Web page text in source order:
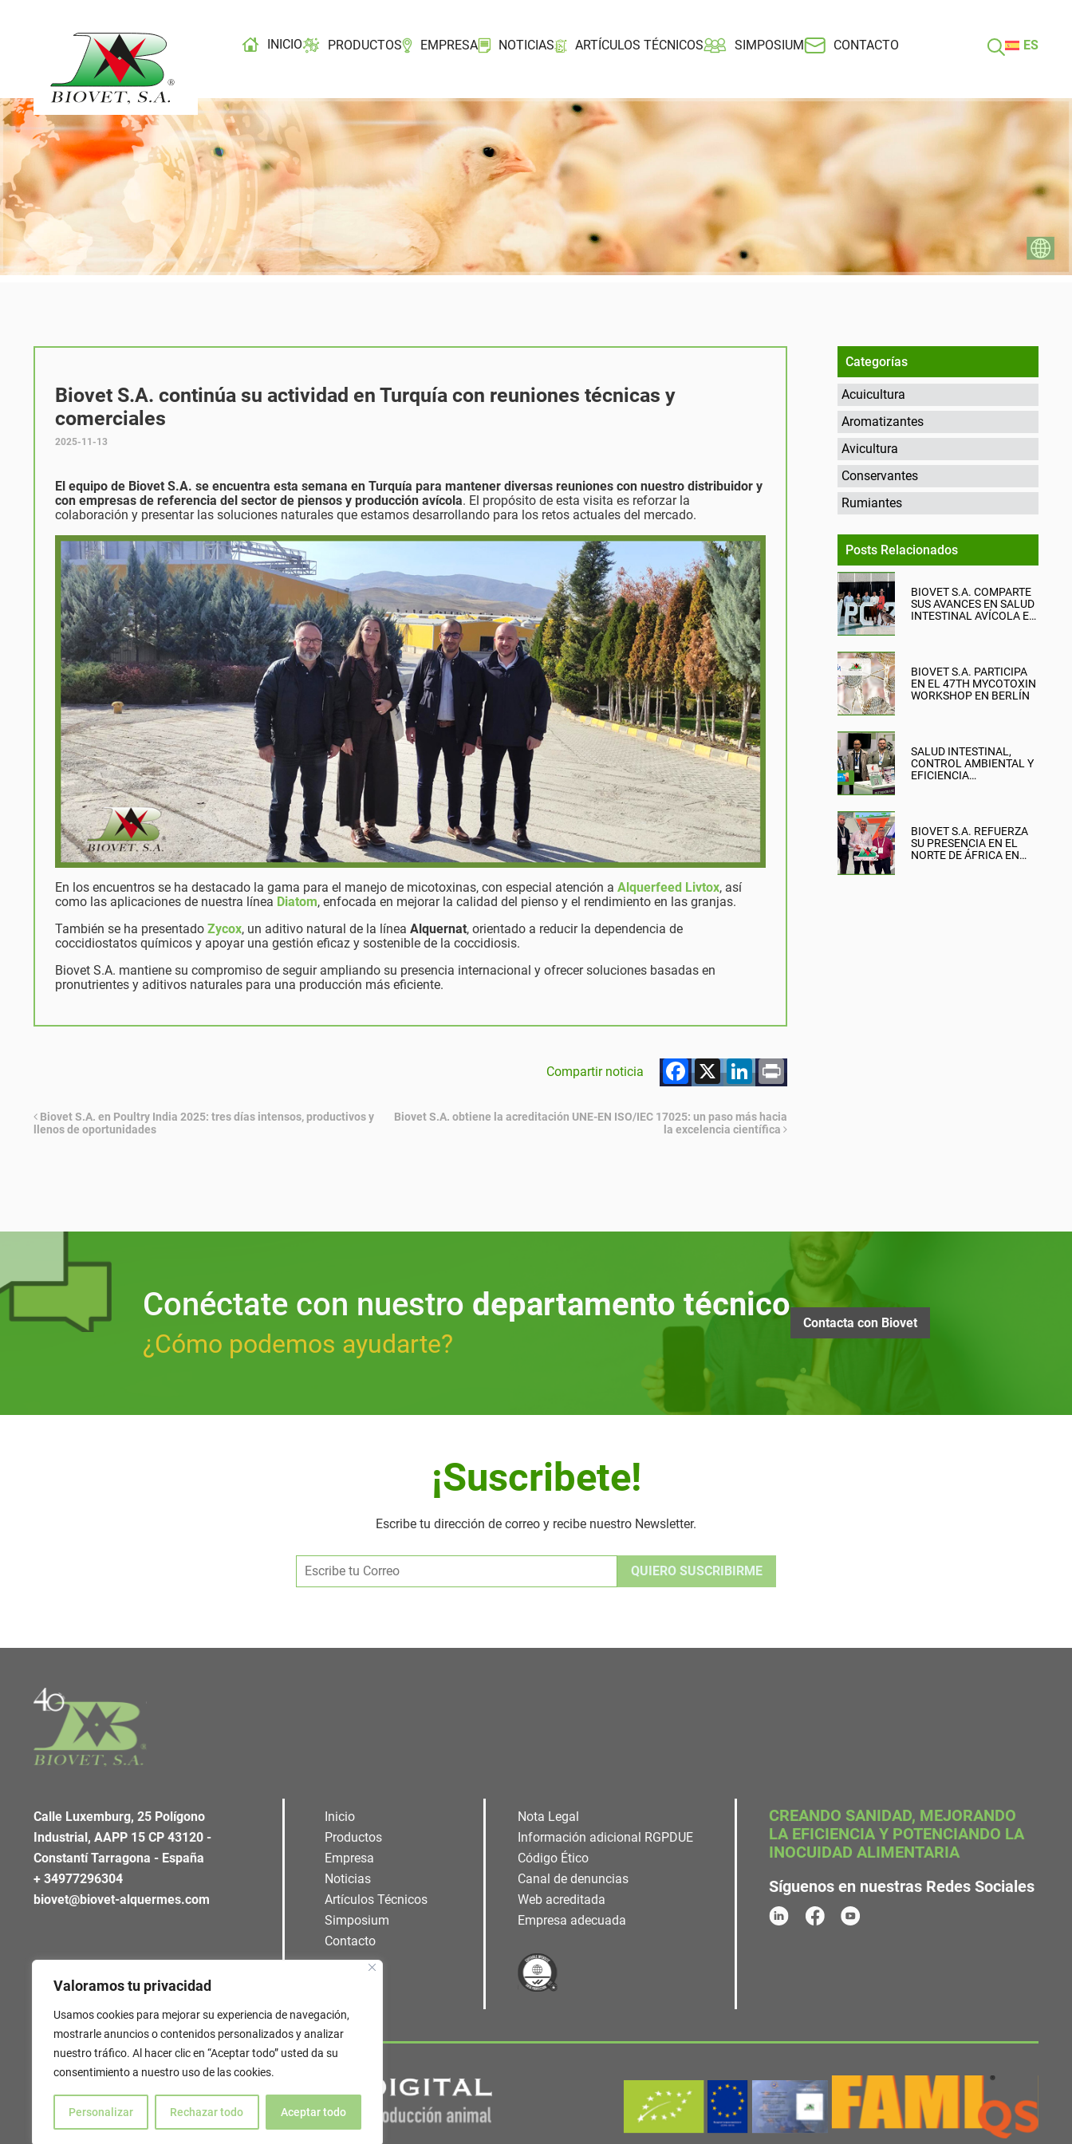
Valoramos tu privacidad
Usamos cookies para mejorar su experiencia de navegación,
mostrarle anuncios o contenidos personalizados y analizar
nuestro tráfico. Al hacer clic en “Aceptar todo” usted da su
consentimiento a nuestro uso de las cookies.
Personalizar Rechazar todo Aceptar todo
INICIO PRODUCTOS EMPRESA NOTICIAS ARTÍCULOS TÉCNICOS SIMPOSIUM CONTACTO ES
Biovet S.A. continúa su actividad en Turquía con reuniones técnicas y
comerciales
2025-11-13
El equipo de Biovet S.A. se encuentra esta semana en Turquía para mantener diversas reuniones con nuestro distribuidor y
con empresas de referencia del sector de piensos y producción avícola. El propósito de esta visita es reforzar la
colaboración y presentar las soluciones naturales que estamos desarrollando para los retos actuales del mercado.
En los encuentros se ha destacado la gama para el manejo de micotoxinas, con especial atención a Alquerfeed Livtox, así
como las aplicaciones de nuestra línea Diatom, enfocada en mejorar la calidad del pienso y el rendimiento en las granjas.
También se ha presentado Zycox, un aditivo natural de la línea Alquernat, orientado a reducir la dependencia de
coccidiostatos químicos y apoyar una gestión eficaz y sostenible de la coccidiosis.
Biovet S.A. mantiene su compromiso de seguir ampliando su presencia internacional y ofrecer soluciones basadas en
pronutrientes y aditivos naturales para una producción más eficiente.
Compartir noticia Facebook
X LinkedIn
Print
Biovet S.A. en Poultry India 2025: tres días intensos, productivos y
llenos de oportunidades
Biovet S.A. obtiene la acreditación UNE-EN ISO/IEC 17025: un paso más hacia
la excelencia científica
Categorías
Acuicultura
Aromatizantes
Avicultura
Conservantes
Rumiantes
Posts Relacionados
BIOVET S.A. COMPARTE
SUS AVANCES EN SALUD
INTESTINAL AVÍCOLA EN
BIOVET S.A. PARTICIPA
EN EL 47TH MYCOTOXIN
WORKSHOP EN BERLÍN
SALUD INTESTINAL,
CONTROL AMBIENTAL Y
EFICIENCIA
BIOVET S.A. REFUERZA
SU PRESENCIA EN EL
NORTE DE ÁFRICA EN
Conéctate con nuestro departamento técnico
¿Cómo podemos ayudarte?
Contacta con Biovet
¡Suscribete!
Escribe tu dirección de correo y recibe nuestro Newsletter.
Alternative:
Calle Luxemburg, 25 Polígono
Industrial, AAPP 15 CP 43120 -
Constantí Tarragona - España
+ 34977296304
biovet@biovet-alquermes.com
Inicio
Productos
Empresa
Noticias
Artículos Técnicos
Simposium
Contacto
Nota Legal
Información adicional RGPDUE
Código Ético
Canal de denuncias
Web acreditada
Empresa adecuada
CREANDO SANIDAD, MEJORANDO
LA EFICIENCIA Y POTENCIANDO LA
INOCUIDAD ALIMENTARIA
Síguenos en nuestras Redes Sociales